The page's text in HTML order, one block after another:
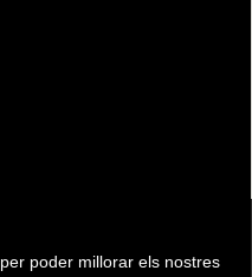
poder millorar els nostres